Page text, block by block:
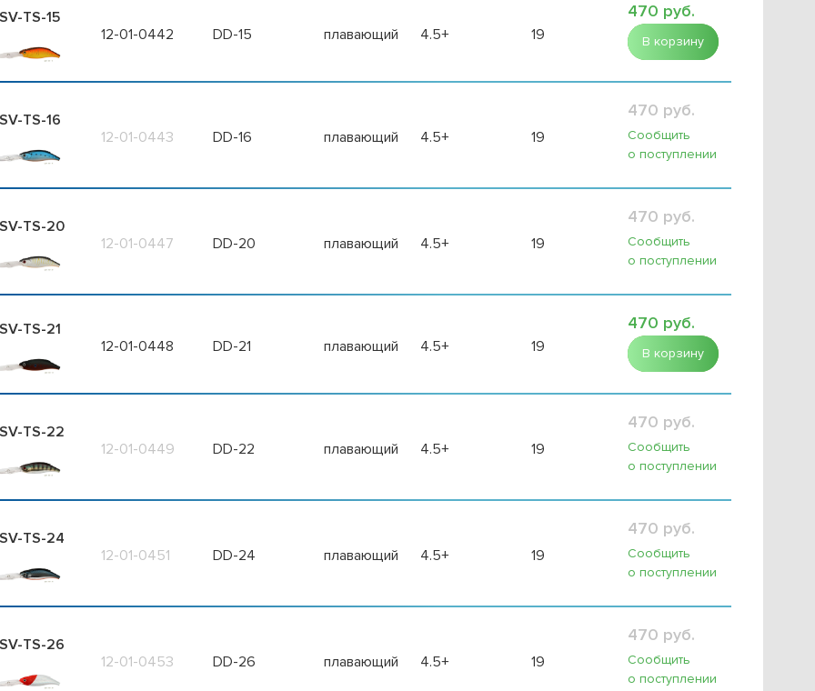
TS-15
12-01-0442
DD-15 плавающий 4.5+ 19
470 руб.
В корзину
TS-16
12-01-0443
DD-16 плавающий 4.5+ 19
470 руб.
Сообщить
о поступлении
TS-20
12-01-0447
DD-20 плавающий 4.5+ 19
470 руб.
Сообщить
о поступлении
TS-21
12-01-0448
DD-21 плавающий 4.5+ 19
470 руб.
В корзину
TS-22
12-01-0449
DD-22 плавающий 4.5+ 19
470 руб.
Сообщить
о поступлении
TS-24
12-01-0451
DD-24 плавающий 4.5+ 19
470 руб.
Сообщить
о поступлении
TS-26
12-01-0453
DD-26 плавающий 4.5+ 19
470 руб.
Сообщить
о поступлении